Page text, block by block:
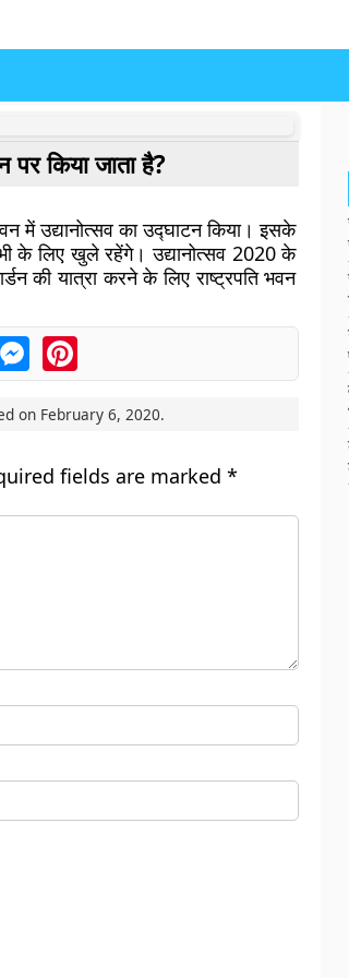
किया जाता है?
में उद्यानोत्सव का उद्घाटन किया। इसके
के लिए खुले रहेंगे। उद्यानोत्सव 2020 के
की यात्रा करने के लिए राष्ट्रपति भवन
MessengerPinterest
on February 6, 2020.
fields are marked *